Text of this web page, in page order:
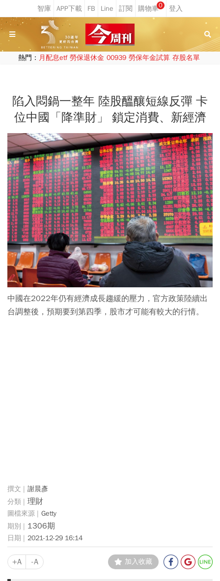
0
熱門： 月配息etf 勞保退休金 00939 勞保年金試算 存股名單
陷入悶鍋一整年 陸股醞釀短線反彈 卡
位中國「降準財」 鎖定消費、新經濟
中國在2022年仍有經濟成長趨緩的壓力，官方政策陸續出
台調整後，預期要到第四季，股市才可能有較大的行情。
謝晨彥
理財
Getty
1306期
2021-12-29 16:14
+A -A 加入收藏